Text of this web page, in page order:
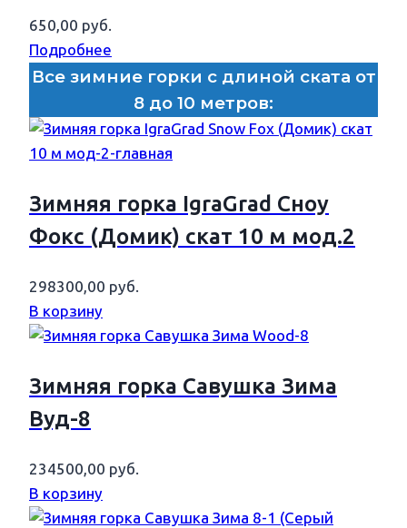
650,00 руб.
Подробнее
Все зимние горки с длиной ската от
8 до 10 метров:
Зимняя горка IgraGrad Сноу
Фокс (Домик) скат 10 м мод.2
298300,00 руб.
В корзину
Зимняя горка Савушка Зима
Вуд-8
234500,00 руб.
В корзину